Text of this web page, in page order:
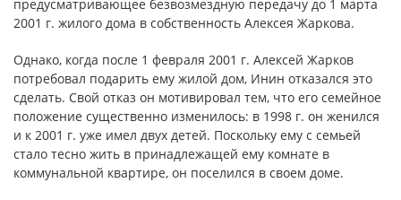
предусматривающее безвозмездную передачу до 1 марта
2001 г. жилого дома в собственность Алексея Жаркова.
Однако, когда после 1 февраля 2001 г. Алексей Жарков
потребовал подарить ему жилой дом, Инин отказался это
сделать. Свой отказ он мотивировал тем, что его семейное
положение существенно изменилось: в 1998 г. он женился
и к 2001 г. уже имел двух детей. Поскольку ему с семьей
стало тесно жить в принадлежащей ему комнате в
коммунальной квартире, он поселился в своем доме.